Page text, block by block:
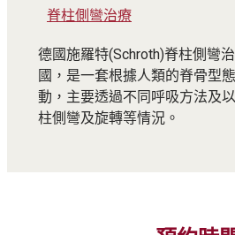
脊柱側彎治療
德國施羅特(Schroth)脊柱側彎
國，是一套根據人類的脊骨型
動，主要透過不同呼吸方法及
柱側彎及旋轉等情況。